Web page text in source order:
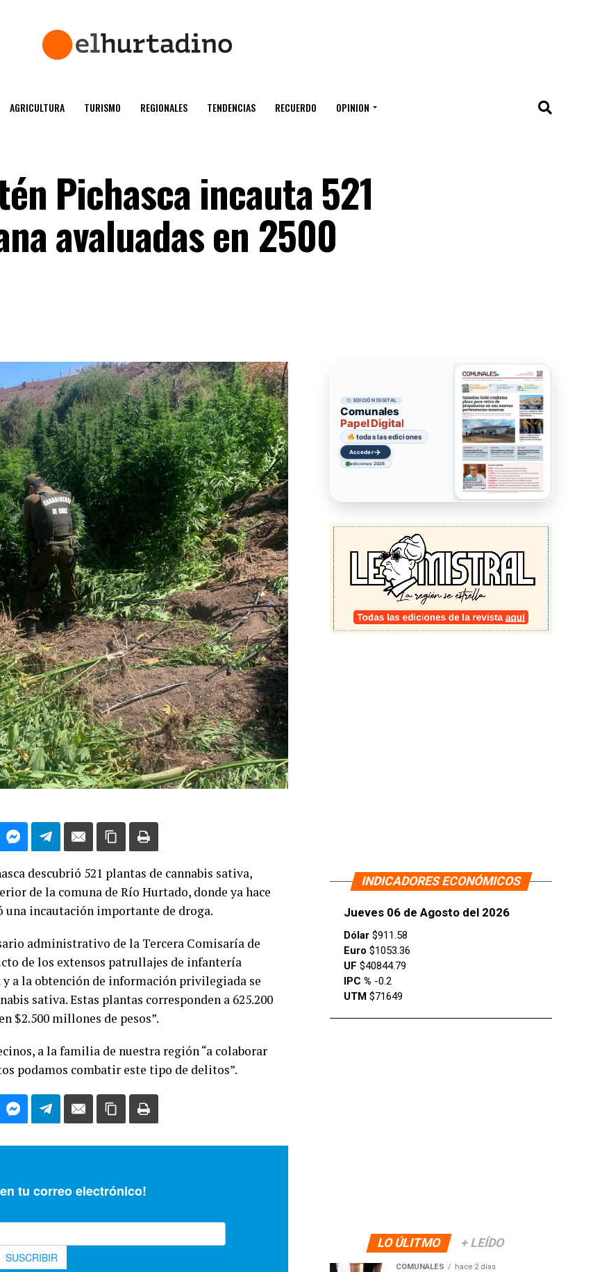
AGRICULTURA TURISMO REGIONALES TENDENCIAS RECUERDO OPINION
Pichasca incauta 521
avaluadas en 2500
descubrió 521 plantas de cannabis sativa,
de la comuna de Río Hurtado, donde ya hace
una incautación importante de droga.
administrativo de la Tercera Comisaría de
de los extensos patrullajes de infantería
a la obtención de información privilegiada se
sativa. Estas plantas corresponden a 625.200
$2.500 millones de pesos”.
a la familia de nuestra región “a colaborar
podamos combatir este tipo de delitos”.
EDICIÓN DIGITAL
Comunales
Papel Digital
todas las ediciones
Acceder→
ediciones 2026
INDICADORES ECONÓMICOS
Jueves 06 de Agosto del 2026
Dólar $911.58
Euro $1053.36
UF $40844.79
IPC % -0.2
UTM $71649
LO ÚLITMO + LEÍDO
COMUNALES hace 2 días